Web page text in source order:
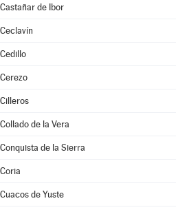
Castañar de Ibor
Ceclavín
Cedillo
Cerezo
Cilleros
Collado de la Vera
Conquista de la Sierra
Coria
Cuacos de Yuste